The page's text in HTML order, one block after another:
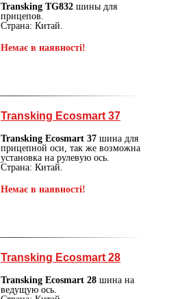
Transking TG832 шины для
прицепов.
Страна: Китай.
Немає в наявності!
Transking Ecosmart 37
Transking Ecosmart 37 шина для
прицепной оси, так же возможна
установка на рулевую ось.
Страна: Китай.
Немає в наявності!
Transking Ecosmart 28
Transking Ecosmart 28 шина на
ведущую ось.